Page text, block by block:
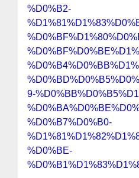
%D0%B2-
9-
%D0%B7%D0%B0-
%D0%BE-